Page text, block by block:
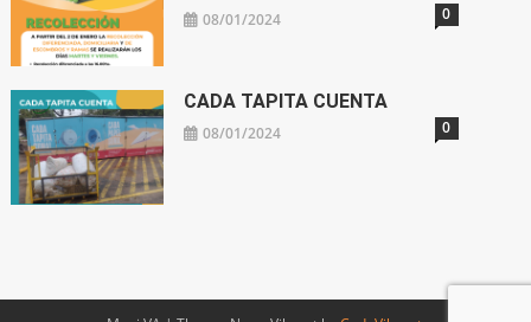
08/01/2024 0
CADA TAPITA CUENTA
08/01/2024 0